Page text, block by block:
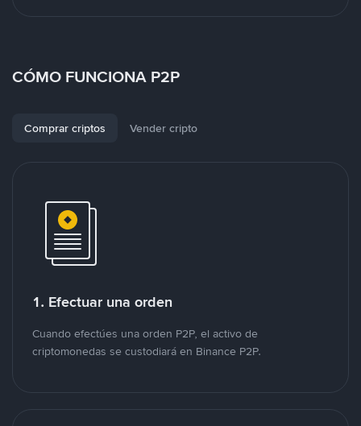
CÓMO FUNCIONA P2P
Comprar criptos Vender cripto
1. Efectuar una orden
Cuando efectúes una orden P2P, el activo de
criptomonedas se custodiará en Binance P2P.